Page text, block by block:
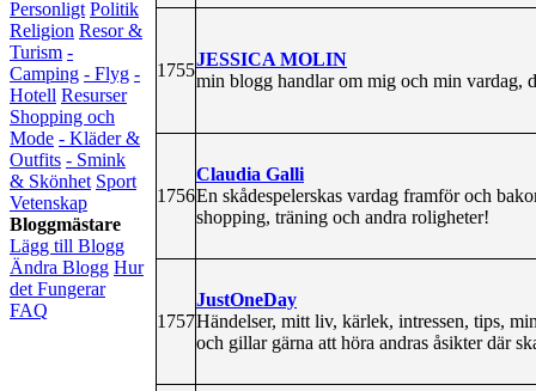
Personligt Politik
Religion Resor &
Turism -
Camping - Flyg -
Hotell Resurser
Shopping och
Mode - Kläder &
Outfits - Smink
& Skönhet Sport
Vetenskap
Bloggmästare
Lägg till Blogg
Ändra Blogg Hur
det Fungerar
FAQ
1755
JESSICA MOLIN
min blogg handlar om mig och min vardag,
1756
Claudia Galli
En skådespelerskas vardag framför och
shopping, träning och andra roligheter!
1757
JustOneDay
Händelser, mitt liv, kärlek, intressen, tips,
och gillar gärna att höra andras åsikter där